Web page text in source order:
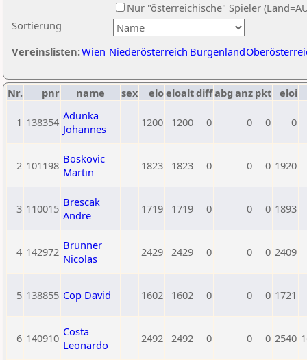
Sortierung
Nur "österreichische" Spieler
Vereinslisten:Wien Niederösterreich Burgenland
Nr. pnr name sex eloeloaltdiffabg anz pkt eloi
1 138354 Adunka
Johannes
1200 1200 0 0 0 0
2 101198 Boskovic
Martin
1823 1823 0 0 0 1920
3 110015 Brescak
Andre
1719 1719 0 0 0 1893
4 142972 Brunner
Nicolas
2429 2429 0 0 0 2409
5 138855 Cop David 1602 1602 0 0 0 1721
6 140910 Costa
Leonardo
2492 2492 0 0 0 2540